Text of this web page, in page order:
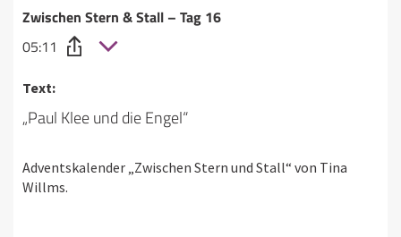
Zwischen Stern & Stall – Tag 16
05:11
Text:
„Paul Klee und die Engel“
Adventskalender „Zwischen Stern und Stall“ von Tina
Willms.